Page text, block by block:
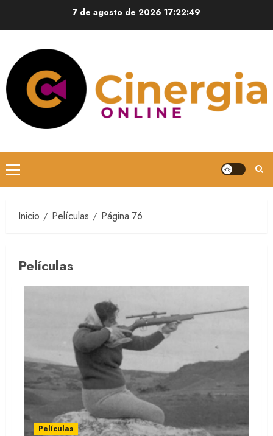
7 de agosto de 2026 17:22:50
Inicio Películas Página 76
Películas
Películas